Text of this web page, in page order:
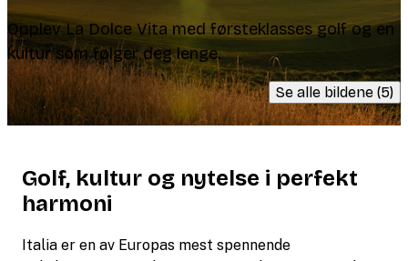
Opplev La Dolce Vita med førsteklasses golf og en
kultur som følger deg lenge.
Se alle bildene (5)
Golf, kultur og nytelse i perfekt
harmoni
Italia er en av Europas mest spennende